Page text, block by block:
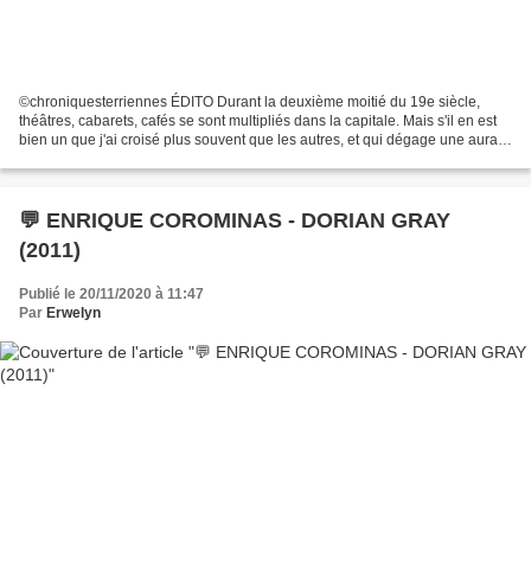
©chroniquesterriennes ÉDITO Durant la deuxième moitié du 19e siècle,
théâtres, cabarets, cafés se sont multipliés dans la capitale. Mais s'il en est
bien un que j'ai croisé plus souvent que les autres, et qui dégage une aura
💬 ENRIQUE COROMINAS - DORIAN GRAY
(2011)
Publié le 20/11/2020 à 11:47
Par Erwelyn